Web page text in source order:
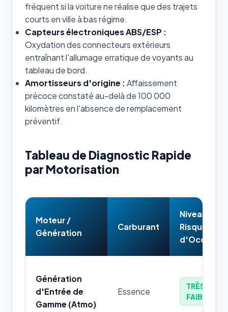
fréquent si la voiture ne réalise que des trajets
courts en ville à bas régime.
Capteurs électroniques ABS/ESP :
Oxydation des connecteurs extérieurs
entraînant l'allumage erratique de voyants au
tableau de bord.
Amortisseurs d'origine :Affaissement
précoce constaté au-delà de 100 000
kilomètres en l'absence de remplacement
préventif.
Tableau de Diagnostic Rapide
par Motorisation
Moteur /
Génération
Carburant
Niveau de
Risque
d'Occasion
Génération
d'Entrée de
Gamme (Atmo)
Essence
TRÈS
FAIBLE